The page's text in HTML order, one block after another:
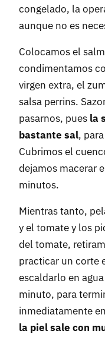
congelado, la
aunque no es
Colocamos el
condimentamos
virgen extra, el
salsa perrins.
pasarnos, pues la
bastante sal,
Cubrimos el
dejamos macerar
minutos.
Mientras tanto,
y el tomate y los
del tomate,
practicar un corte
escaldarlo en
minuto, para
inmediatamente
la piel sale con